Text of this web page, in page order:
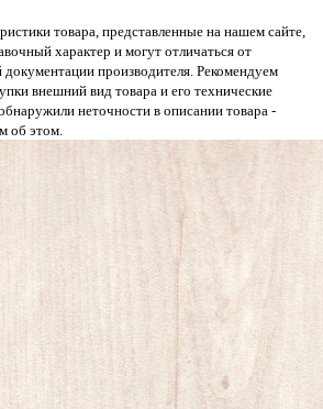
товара, представленные на нашем сайте,
характер и могут отличаться от
документации производителя. Рекомендуем
внешний вид товара и его технические
неточности в описании товара -
об этом.